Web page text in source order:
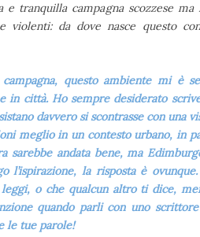
tranquilla campagna scozzese
violenti: da dove nasce questo
questo ambiente mi è
in città. Ho sempre desiderato
davvero si scontrasse con una
meglio in un contesto urbano, in
sarebbe andata bene, ma
l’ispirazione, la risposta è
o che qualcun altro ti dice,
quando parli con uno
le tue parole!